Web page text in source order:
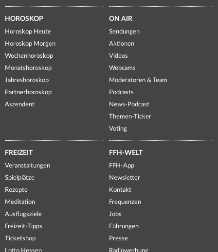
HOROSKOP
Horoskop Heute
Horoskop Morgen
Wochenhoroskop
Monatshoroskop
Jahreshoroskop
Partnerhoroskop
Aszendent
ON AIR
Sendungen
Aktionen
Videos
Webcams
Moderatoren & Team
Podcasts
News-Podcast
Themen-Ticker
Voting
FREIZEIT
Veranstaltungen
Spielplätze
Rezepte
Meditation
Ausflugsziele
Freizeit-Tipps
Ticketshop
Lotto Hessen
FFH-WELT
FFH-App
Newsletter
Kontakt
Frequenzen
Jobs
Führungen
Presse
Radiowerbung